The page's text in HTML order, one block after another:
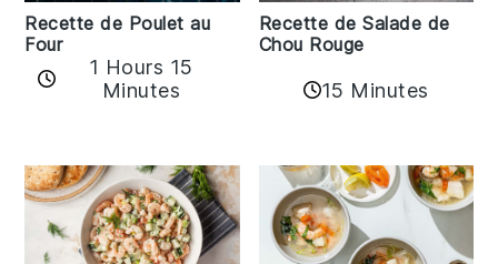
Recette de Poulet au
Four
1 Hours 15
Minutes
Recette de Salade de
Chou Rouge
15 Minutes